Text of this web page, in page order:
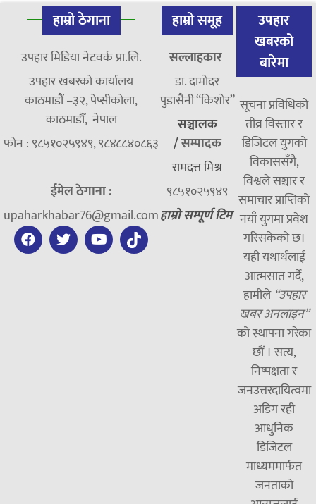
हाम्रो ठेगाना
उपहार मिडिया नेटवर्क प्रा.लि.
उपहार खबरको कार्यालय
काठमाडौं –३२, पेप्सीकोला,
काठमाडौँ, नेपाल
फोन : ९८५१०२५९४९, ९८४८८४०८६३
ईमेल ठेगाना :
upaharkhabar76@gmail.com
हाम्रो समूह
सल्लाहकार
डा. दामाेदर
पुडासैनी “किशाेर”
सञ्चालक
/सम्पादक
रामदत्त मिश्र
९८५१०२५९४९
हाम्रो सम्पूर्ण टिम
उपहार
खबरको
बारेमा
सूचना प्रविधिको
तीव्र विस्तार र
डिजिटल युगको
विकाससँगै,
विश्वले सञ्चार र
समाचार प्राप्तिको
नयाँ युगमा प्रवेश
गरिसकेको छ।
यही यथार्थलाई
आत्मसात गर्दै,
हामीले “उपहार
खबर अनलाइन”
को स्थापना गरेका
छौं । सत्य,
निष्पक्षता र
जनउत्तरदायित्वमा
अडिग रही
आधुनिक
डिजिटल
माध्यममार्फत
जनताको